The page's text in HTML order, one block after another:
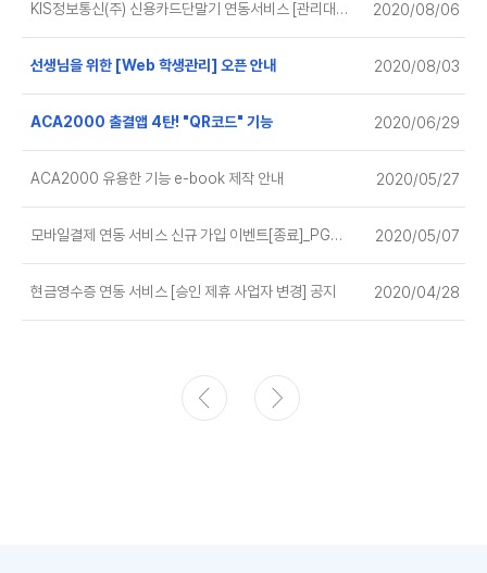
KIS정보통신(주) 신용카드단말기 연동서비스 [관리대리점 변경] 공지 2020/08/06
선생님을 위한 [Web 학생관리] 오픈 안내 2020/08/03
ACA2000 출결앱 4탄! "QR코드" 기능 2020/06/29
ACA2000 유용한 기능 e-book 제작 안내 2020/05/27
모바일결제 연동 서비스 신규 가입 이벤트[종료]_PG결제 2020/05/07
현금영수증 연동 서비스 [승인 제휴 사업자 변경] 공지 2020/04/28